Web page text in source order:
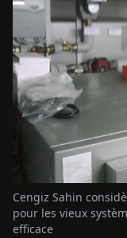
Cengiz Sahin
pour les vieux
efficace